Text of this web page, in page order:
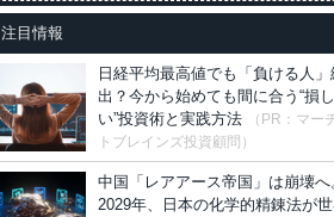
注目情報
日経平均最高値でも「負ける人」
出？今から始めても間に合う“損
い”投資術と実践方法
（PR：マー
トブレインズ投資顧問）
中国「レアアース帝国」は崩壊へ
2029年、日本の化学的精錬法が